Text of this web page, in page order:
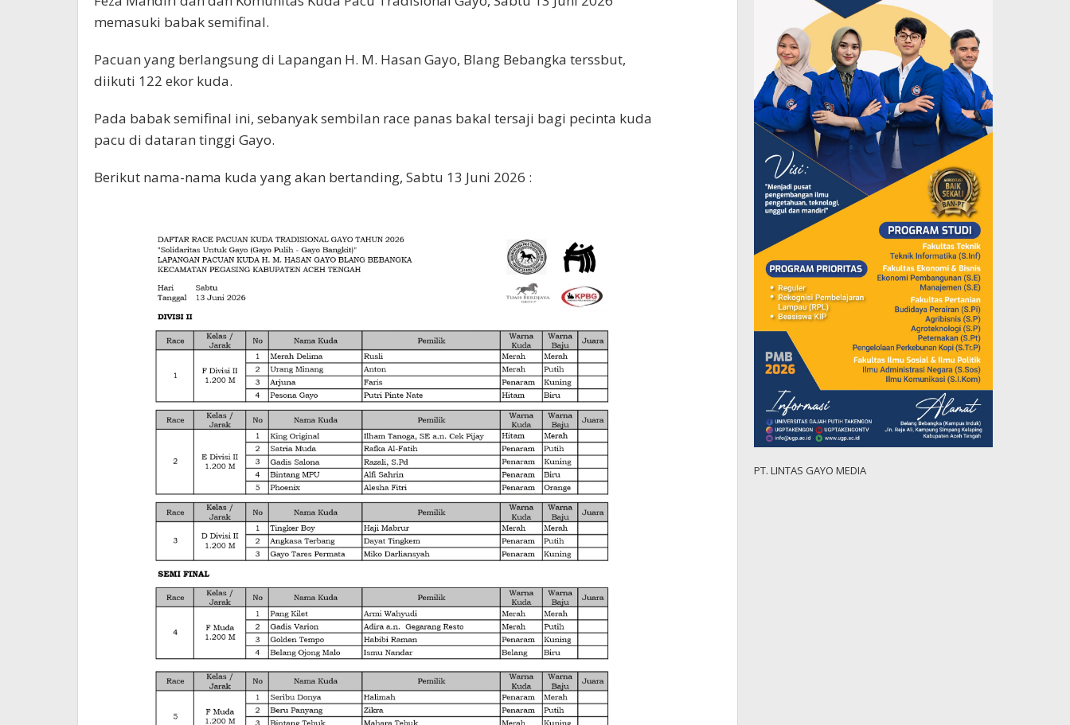
memasuki babak semifinal.
Pacuan yang berlangsung di Lapangan H. M. Hasan Gayo, Blang Bebangka terssbut,
diikuti 122 ekor kuda.
Pada babak semifinal ini, sebanyak sembilan race panas bakal tersaji bagi pecinta kuda
pacu di dataran tinggi Gayo.
Berikut nama-nama kuda yang akan bertanding, Sabtu 13 Juni 2026 :
PT. LINTAS GAYO MEDIA